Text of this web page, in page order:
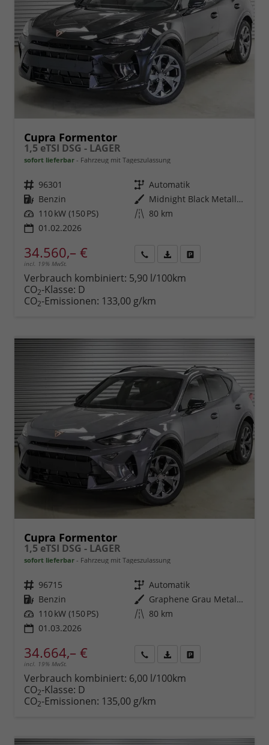
Cupra Formentor
1,5 eTSI DSG - LAGER
sofort lieferbar Fahrzeug mit Tageszulassung
Fahrzeugnr. 96301 Getriebe Automatik
Kraftstoff Benzin Außenfarbe
Midnight Black Metallic (0E)
Leistung 110 kW (150 PS) Kilometerstand 80 km
01.02.2026
34.560,– €
incl. 19% MwSt.
anfordern
Datei,
Verbrauch kombiniert: 5,90 l/100km
CO2-Klasse: D
CO2-Emissionen: 133,00 g/km
Cupra Formentor
1,5 eTSI DSG - LAGER
sofort lieferbar Fahrzeug mit Tageszulassung
Fahrzeugnr. 96715 Getriebe Automatik
Kraftstoff Benzin Außenfarbe
Graphene Grau Metallic (R6)
Leistung 110 kW (150 PS) Kilometerstand 80 km
01.03.2026
34.664,– €
incl. 19% MwSt.
anfordern
Datei,
Verbrauch kombiniert: 6,00 l/100km
CO2-Klasse: D
CO2-Emissionen: 135,00 g/km